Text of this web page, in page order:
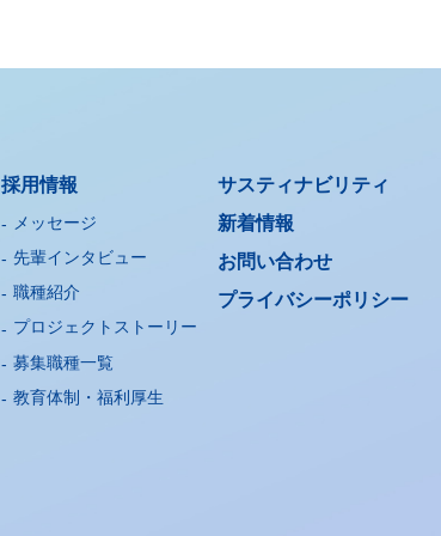
採用情報
メッセージ
先輩インタビュー
職種紹介
プロジェクトストーリー
募集職種一覧
教育体制・福利厚生
サスティナビリティ
新着情報
お問い合わせ
プライバシーポリシー